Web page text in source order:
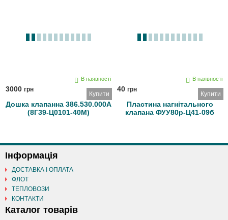
В наявності
3000 грн
Купити
Дошка клапанна 386.530.000А
(8Г39-Ц0101-40М)
В наявності
40 грн
Купити
Пластина нагнітального
клапана ФУУ80р-Ц41-09б
Інформація
ДОСТАВКА І ОПЛАТА
ФЛОТ
ТЕПЛОВОЗИ
КОНТАКТИ
Каталог товарів